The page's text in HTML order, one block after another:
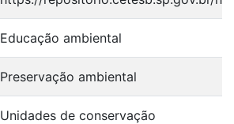
Educação ambiental
Preservação ambiental
Unidades de conservação